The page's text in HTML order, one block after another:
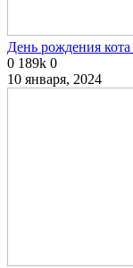
День рождения
0 189k 0
10 января, 2024